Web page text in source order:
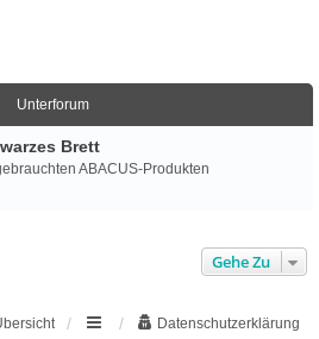
Unterforum
Brett
ABACUS-Produkten
Gehe Zu
Datenschutzerklärung